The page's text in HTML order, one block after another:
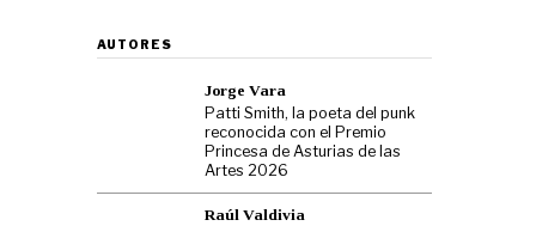
AUTORES
Jorge Vara
Patti Smith, la poeta del punk
reconocida con el Premio
Princesa de Asturias de las
Artes 2026
Raúl Valdivia